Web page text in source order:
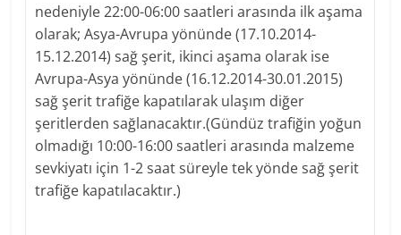
nedeniyle 22:00-06:00 saatleri arasında ilk aşama
olarak; Asya-Avrupa yönünde (17.10.2014-
15.12.2014) sağ şerit, ikinci aşama olarak ise
Avrupa-Asya yönünde (16.12.2014-30.01.2015)
sağ şerit trafiğe kapatılarak ulaşım diğer
şeritlerden sağlanacaktır.(Gündüz trafiğin yoğun
olmadığı 10:00-16:00 saatleri arasında malzeme
sevkiyatı için 1-2 saat süreyle tek yönde sağ şerit
trafiğe kapatılacaktır.)